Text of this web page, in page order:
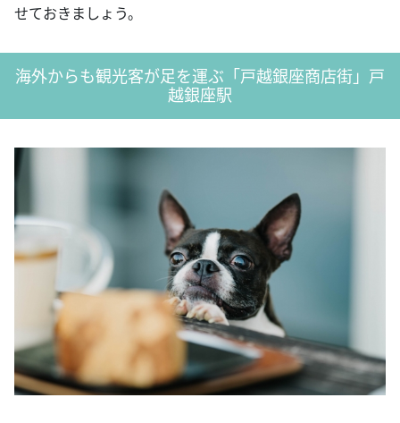
せておきましょう。
海外からも観光客が足を運ぶ「戸越銀座商店街」戸
越銀座駅